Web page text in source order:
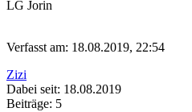
LG Jorin
Verfasst am: 18.08.2019, 22:54
Zizi
Dabei seit: 18.08.2019
Beiträge: 5